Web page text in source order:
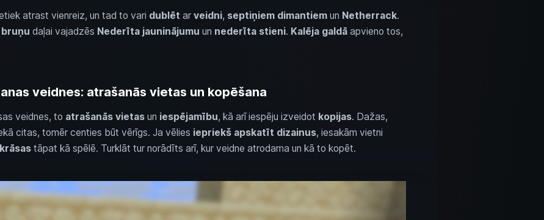
atrast vienreiz, un tad to vari dublēt ar veidni, septiņiem dimantiemun Netherrack.
daļai vajadzēs Nederīta jauninājumu un nederīta stieni. Kalēja galdāapvieno tos,
veidnes: atrašanās vietas un kopēšana
veidnes, to atrašanās vietasun iespējamību, kā arī iespēju izveidot kopijas. Dažas,
citas, tomēr centies būt vērīgs. Ja vēlies iepriekš apskatīt dizainus, iesakām vietni
tāpat kā spēlē. Turklāt tur norādīts arī, kur veidne atrodama un kā to kopēt.